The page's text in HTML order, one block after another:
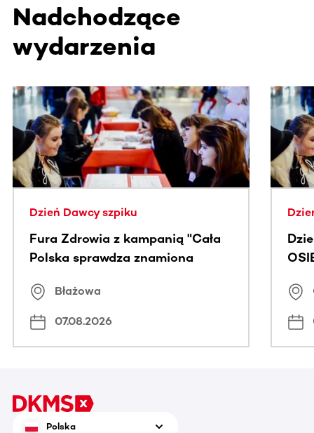
Nadchodzące
wydarzenia
Ta sekcja zawiera treści przewijane w poziomie. Użyj
Dzień Dawcy szpiku
Fura Zdrowia z kampanią "Cała
Polska sprawdza znamiona
Błażowa
07.08.2026
Polska